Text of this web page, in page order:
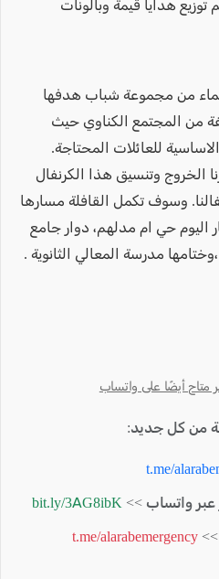
هدايا قيمة وبالونات
من مجموعة شباب هدفها
من المجتمع الكناوي حيث
للعائلات المحتاجة.
الخروج وتنسيق هذا الكرنفال
وسوف تكمل القافلة مسارها
حي ام مدلهم، دوار جامع
مدرسة المعالي الثانوية .
متاح أيضًا على واتساب
من كل جديد:
t.me/
عبر واتساب >> bit.ly/3AG8ibK
t.me/alarabemergency